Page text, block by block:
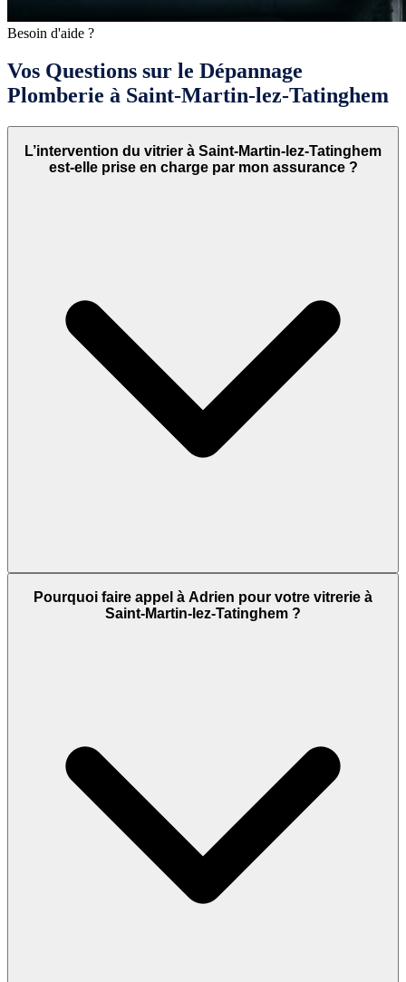
Besoin d'aide ?
Vos Questions sur le Dépannage
Plomberie à Saint-Martin-lez-Tatinghem
L’intervention du vitrier à Saint-Martin-lez-Tatinghem
est-elle prise en charge par mon assurance ?
Pourquoi faire appel à Adrien pour votre vitrerie à
Saint-Martin-lez-Tatinghem ?